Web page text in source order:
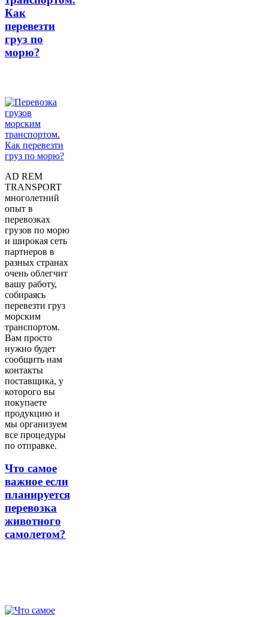
Как
перевезти
груз по
морю?
AD REM
TRANSPORT
многолетний
опыт в
перевозках
грузов по морю
и широкая сеть
партнеров в
разных странах
очень облегчит
вашу работу,
собираясь
перевезти груз
морским
транспортом.
Вам просто
нужно будет
сообщить нам
контакты
поставщика, у
которого вы
покупаете
продукцию и
мы организуем
все процедуры
по отправке.
Что самое
важное если
планируется
перевозка
животного
самолетом?